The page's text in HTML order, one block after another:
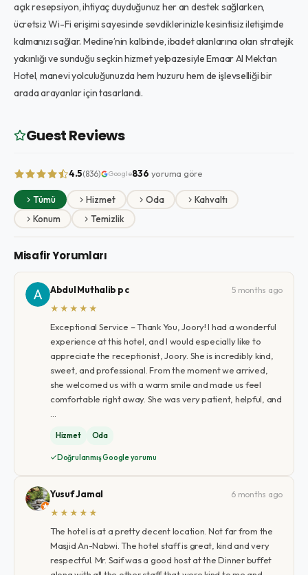
açık resepsiyon, ihtiyaç duyduğunuz her an destek sağlarken,
ücretsiz Wi-Fi erişimi sayesinde sevdiklerinizle kesintisiz iletişimde
kalmanızı sağlar. Medine’nin kalbinde, ibadet alanlarına olan stratejik
yakınlığı ve sunduğu seçkin hizmet yelpazesiyle Emaar Al Mektan
Hotel, manevi yolculuğunuzda hem huzuru hem de işlevselliği bir
arada arayanlar için tasarlandı.
Guest Reviews
4.5(836) Google836 yoruma göre
Tümü Hizmet Oda
Kahvaltı
Konum
Temizlik
Misafir Yorumları
Abdul Muthalib p c
5 months ago
★★★★★
Exceptional Service – Thank You, Joory! I had a wonderful
experience at this hotel, and I would especially like to
appreciate the receptionist, Joory. She is incredibly kind,
sweet, and professional. From the moment we arrived,
she welcomed us with a warm smile and made us feel
comfortable right away. She was very patient, helpful, and
Hizmet Oda
Doğrulanmış Google yorumu
Yusuf Jamal
6 months ago
★★★★★
The hotel is at a pretty decent location. Not far from the
Masjid An-Nabwi. The hotel staff is great, kind and very
respectful. Mr. Saif was a good host at the Dinner buffet